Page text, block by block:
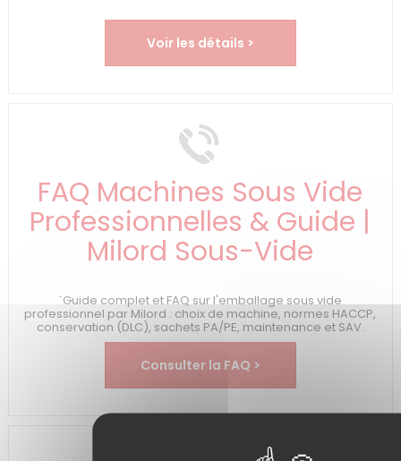
Voir les détails >
FAQ Machines Sous Vide
Professionnelles & Guide |
Milord Sous-Vide
`Guide complet et FAQ sur l'emballage sous vide
professionnel par Milord : choix de machine, normes HACCP,
conservation (DLC), sachets PA/PE, maintenance et SAV.
Consulter la FAQ >